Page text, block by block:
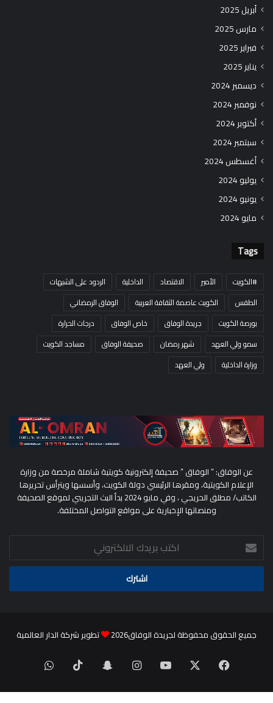
أبريل 2025
مارس 2025
فبراير 2025
يناير 2025
ديسمبر 2024
نوفمبر 2024
أكتوبر 2024
سبتمبر 2024
أغسطس 2024
يوليو 2024
يونيو 2024
مايو 2024
Tags
#الكويت الأمير الاقتصاد الداخلية
الردود على الشبهات
الطقس
الكويت عاصمة الثقافة العربية
الوفاق الرمضاني
بورصة الكويت
جريدة الوفاق خاص الوفاق
درجات الحرارة
سمو ولي العهد
شهر رمضان صحيفة الوفاق
مساجد الكويت
وزارة الداخلية
ولي العهد
عن الوفاق: ” الوفاق ” صحيفة إلكترونية كويتية شاملة مرخصة من وزارة
الإعلام الكويتية، ومقرها الرئيسي دولة الكويت، وأسسها ويترأس تحريرها
الكاتب/ مطلق الحريجي ، وفي مايو 2024 بدأ البث التجريبي لموقع الصحيفة
ومنصاتها الإخبارية على مواقع التواصل المختلفة.
اكتب
بريدك
الالكتروني
جميع الحقوق محفوظة لجريدة الوفاق2026 تطوير شركة الدار العالمية
فيسبوك ‫YouTubeانستقرامسناب
تشات
‫TikTokواتساب